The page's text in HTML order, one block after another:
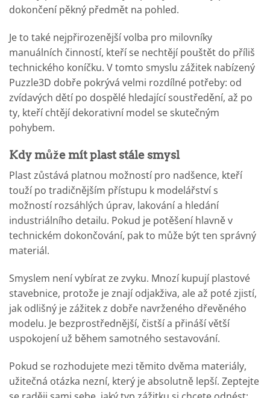
dokončení pěkný předmět na pohled.
Je to také nejpřirozenější volba pro milovníky
manuálních činností, kteří se nechtějí pouštět do příliš
technického koníčku. V tomto smyslu zážitek nabízený
Puzzle3D dobře pokrývá velmi rozdílné potřeby: od
zvídavých dětí po dospělé hledající soustředění, až po
ty, kteří chtějí dekorativní model se skutečným
pohybem.
Kdy může mít plast stále smysl
Plast zůstává platnou možností pro nadšence, kteří
touží po tradičnějším přístupu k modelářství s
možností rozsáhlých úprav, lakování a hledání
industriálního detailu. Pokud je potěšení hlavně v
technickém dokončování, pak to může být ten správný
materiál.
Smyslem není vybírat ze zvyku. Mnozí kupují plastové
stavebnice, protože je znají odjakživa, ale až poté zjistí,
jak odlišný je zážitek z dobře navrženého dřevěného
modelu. Je bezprostřednější, čistší a přináší větší
uspokojení už během samotného sestavování.
Pokud se rozhodujete mezi těmito dvěma materiály,
užitečná otázka nezní, který je absolutně lepší. Zeptejte